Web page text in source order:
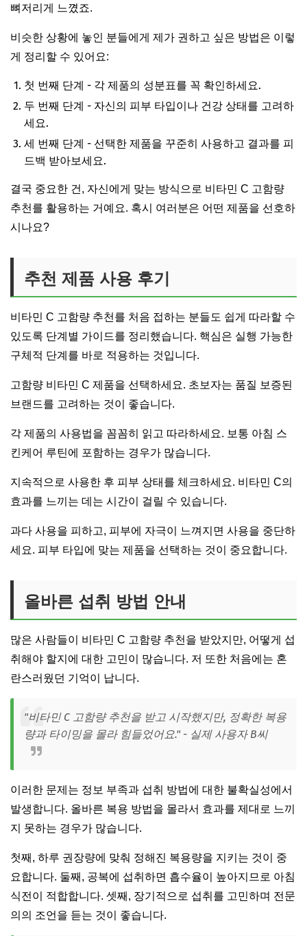
뼈저리게 느꼈죠.
비슷한 상황에 놓인 분들에게 제가 권하고 싶은 방법은 이렇
게 정리할 수 있어요:
첫 번째 단계 - 각 제품의 성분표를 꼭 확인하세요.
두 번째 단계 - 자신의 피부 타입이나 건강 상태를 고려하
세요.
세 번째 단계 - 선택한 제품을 꾸준히 사용하고 결과를 피
드백 받아보세요.
결국 중요한 건, 자신에게 맞는 방식으로 비타민 C 고함량
추천를 활용하는 거예요. 혹시 여러분은 어떤 제품을 선호하
시나요?
추천 제품 사용 후기
비타민 C 고함량 추천를 처음 접하는 분들도 쉽게 따라할 수
있도록 단계별 가이드를 정리했습니다. 핵심은 실행 가능한
구체적 단계를 바로 적용하는 것입니다.
고함량 비타민 C 제품을 선택하세요. 초보자는 품질 보증된
브랜드를 고려하는 것이 좋습니다.
각 제품의 사용법을 꼼꼼히 읽고 따라하세요. 보통 아침 스
킨케어 루틴에 포함하는 경우가 많습니다.
지속적으로 사용한 후 피부 상태를 체크하세요. 비타민 C의
효과를 느끼는 데는 시간이 걸릴 수 있습니다.
과다 사용을 피하고, 피부에 자극이 느껴지면 사용을 중단하
세요. 피부 타입에 맞는 제품을 선택하는 것이 중요합니다.
올바른 섭취 방법 안내
많은 사람들이 비타민 C 고함량 추천을 받았지만, 어떻게 섭
취해야 할지에 대한 고민이 많습니다. 저 또한 처음에는 혼
란스러웠던 기억이 납니다.
"비타민 C 고함량 추천을 받고 시작했지만, 정확한 복용
량과 타이밍을 몰라 힘들었어요." - 실제 사용자 B씨
이러한 문제는 정보 부족과 섭취 방법에 대한 불확실성에서
발생합니다. 올바른 복용 방법을 몰라서 효과를 제대로 느끼
지 못하는 경우가 많습니다.
첫째, 하루 권장량에 맞춰 정해진 복용량을 지키는 것이 중
요합니다. 둘째, 공복에 섭취하면 흡수율이 높아지므로 아침
식전이 적합합니다. 셋째, 장기적으로 섭취를 고민하며 전문
의의 조언을 듣는 것이 좋습니다.